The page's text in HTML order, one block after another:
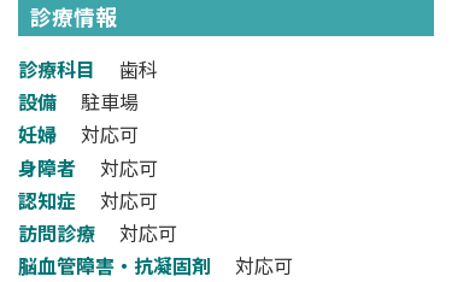
診療情報
診療科目
歯科
設備
駐車場
妊婦
対応可
身障者
対応可
認知症
対応可
訪問診療
対応可
脳血管障害・抗凝固剤
対応可